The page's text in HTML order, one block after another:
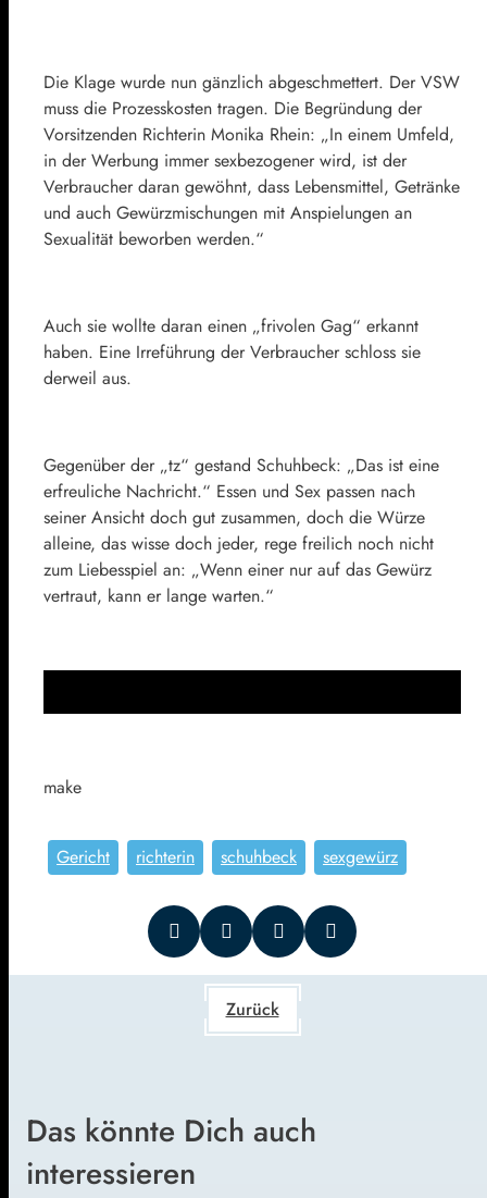
Die Klage wurde nun gänzlich abgeschmettert. Der VSW
muss die Prozesskosten tragen. Die Begründung der
Vorsitzenden Richterin Monika Rhein: „In einem Umfeld,
in der Werbung immer sexbezogener wird, ist der
Verbraucher daran gewöhnt, dass Lebensmittel, Getränke
und auch Gewürzmischungen mit Anspielungen an
Sexualität beworben werden.“
Auch sie wollte daran einen „frivolen Gag“ erkannt
haben. Eine Irreführung der Verbraucher schloss sie
derweil aus.
Gegenüber der „tz“ gestand Schuhbeck: „Das ist eine
erfreuliche Nachricht.“ Essen und Sex passen nach
seiner Ansicht doch gut zusammen, doch die Würze
alleine, das wisse doch jeder, rege freilich noch nicht
zum Liebesspiel an: „Wenn einer nur auf das Gewürz
vertraut, kann er lange warten.“
make
Gericht richterin schuhbeck sexgewürz
Zurück
Das könnte Dich auch
interessieren